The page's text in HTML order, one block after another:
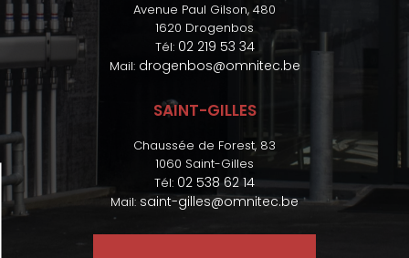
Avenue Paul Gilson, 480
1620 Drogenbos
Tél: 02 219 53 34
Mail: drogenbos@omnitec.be
SAINT-GILLES
Chaussée de Forest, 83
1060 Saint-Gilles
Tél: 02 538 62 14
Mail: saint-gilles@omnitec.be